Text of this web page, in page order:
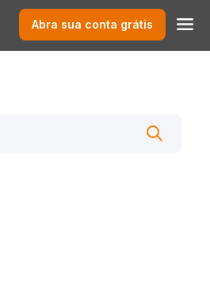
Abra sua conta grátis